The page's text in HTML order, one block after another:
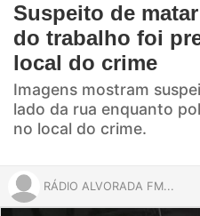
Suspeito de
do trabalho foi
local do crime
Imagens mostram
lado da rua enquanto
no local do crime.
RÁDIO ALVORADA FM...